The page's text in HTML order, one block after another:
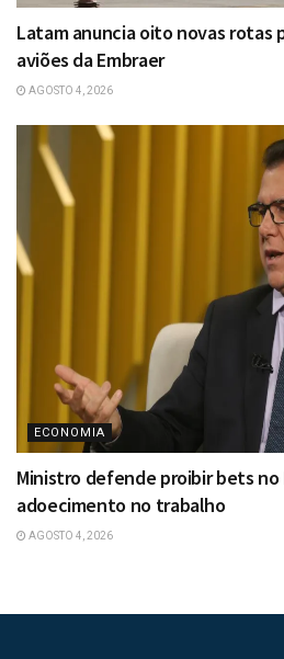
Latam anuncia oito novas rotas
aviões da Embraer
AGOSTO 4, 2026
ECONOMIA
Ministro defende proibir bets
adoecimento no trabalho
AGOSTO 4, 2026